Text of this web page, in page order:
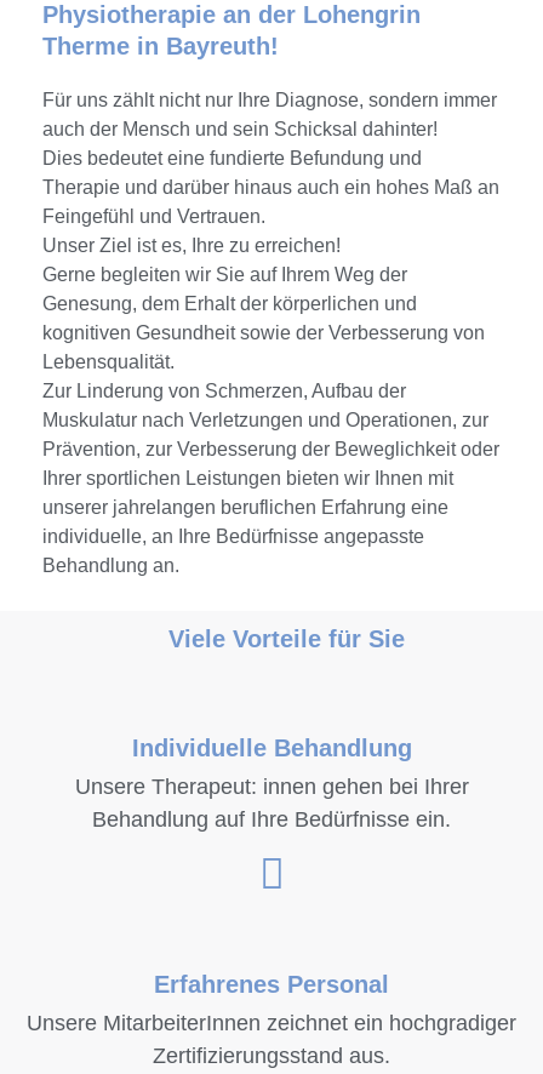
Physiotherapie an der Lohengrin
Therme in Bayreuth!
Für uns zählt nicht nur Ihre Diagnose, sondern immer
auch der Mensch und sein Schicksal dahinter!
Dies bedeutet eine fundierte Befundung und
Therapie und darüber hinaus auch ein hohes Maß an
Feingefühl und Vertrauen.
Unser Ziel ist es, Ihre zu erreichen!
Gerne begleiten wir Sie auf Ihrem Weg der
Genesung, dem Erhalt der körperlichen und
kognitiven Gesundheit sowie der Verbesserung von
Lebensqualität.
Zur Linderung von Schmerzen, Aufbau der
Muskulatur nach Verletzungen und Operationen, zur
Prävention, zur Verbesserung der Beweglichkeit oder
Ihrer sportlichen Leistungen bieten wir Ihnen mit
unserer jahrelangen beruflichen Erfahrung eine
individuelle, an Ihre Bedürfnisse angepasste
Behandlung an.
Viele Vorteile für Sie
Individuelle Behandlung
Unsere Therapeut: innen gehen bei Ihrer
Behandlung auf Ihre Bedürfnisse ein.
Erfahrenes Personal
Unsere MitarbeiterInnen zeichnet ein hochgradiger
Zertifizierungsstand aus.